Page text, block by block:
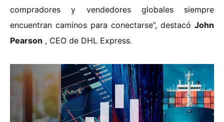
compradores y vendedores globales siempre
encuentran caminos para conectarse”, destacó John
Pearson , CEO de DHL Express.